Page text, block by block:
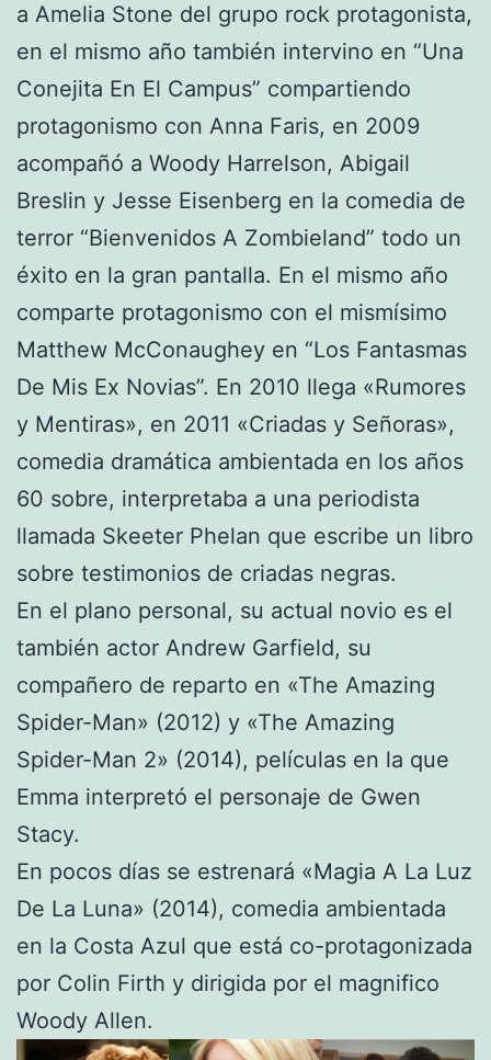
a Amelia Stone del grupo rock protagonista,
en el mismo año también intervino en “Una
Conejita En El Campus” compartiendo
protagonismo con Anna Faris, en 2009
acompañó a Woody Harrelson, Abigail
Breslin y Jesse Eisenberg en la comedia de
terror “Bienvenidos A Zombieland” todo un
éxito en la gran pantalla. En el mismo año
comparte protagonismo con el mismísimo
Matthew McConaughey en “Los Fantasmas
De Mis Ex Novias”. En 2010 llega «Rumores
y Mentiras», en 2011 «Criadas y Señoras»,
comedia dramática ambientada en los años
60 sobre, interpretaba a una periodista
llamada Skeeter Phelan que escribe un libro
sobre testimonios de criadas negras.
En el plano personal, su actual novio es el
también actor Andrew Garfield, su
compañero de reparto en «The Amazing
Spider-Man» (2012) y «The Amazing
Spider-Man 2» (2014), películas en la que
Emma interpretó el personaje de Gwen
Stacy.
En pocos días se estrenará «Magia A La Luz
De La Luna» (2014), comedia ambientada
en la Costa Azul que está co-protagonizada
por Colin Firth y dirigida por el magnifico
Woody Allen.